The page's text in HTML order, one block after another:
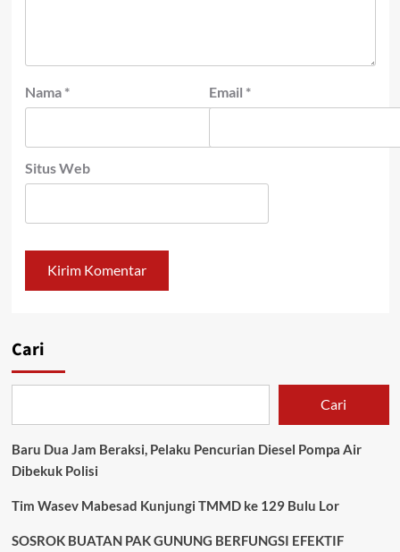
Nama * Email *
Situs Web
Cari
Cari
Baru Dua Jam Beraksi, Pelaku Pencurian Diesel Pompa Air
Dibekuk Polisi
Tim Wasev Mabesad Kunjungi TMMD ke 129 Bulu Lor
SOSROK BUATAN PAK GUNUNG BERFUNGSI EFEKTIF